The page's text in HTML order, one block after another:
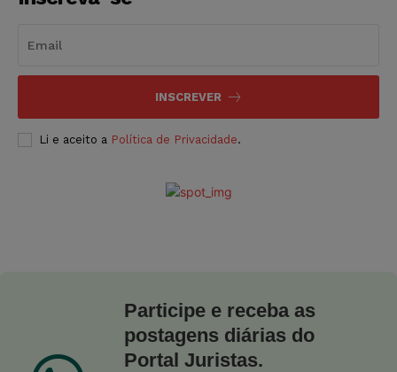
INSCREVER
Li e aceito a Política de Privacidade.
Participe e receba as
postagens diárias do
Portal Juristas.